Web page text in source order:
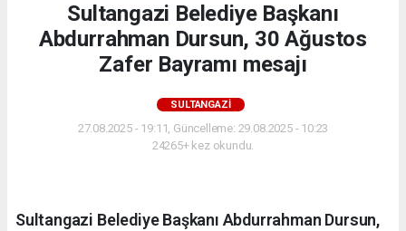
Sultangazi Belediye Başkanı
Abdurrahman Dursun, 30 Ağustos
Zafer Bayramı mesajı
SULTANGAZI
27.08.2025 - 19:11, Güncelleme: 29.08.2025 - 10:23
24265+ kez okundu.
Sultangazi Belediye Başkanı Abdurrahman Dursun,